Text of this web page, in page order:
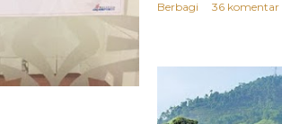
Berbagi 36 komentar